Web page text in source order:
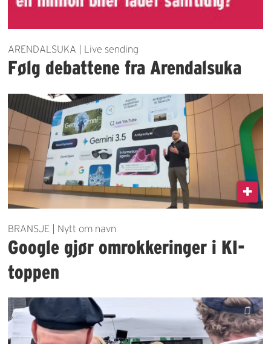
ARENDALSUKA | Live sending
Følg debattene fra Arendalsuka
BRANSJE | Nytt om navn
Google gjør omrokkeringer i KI-
toppen